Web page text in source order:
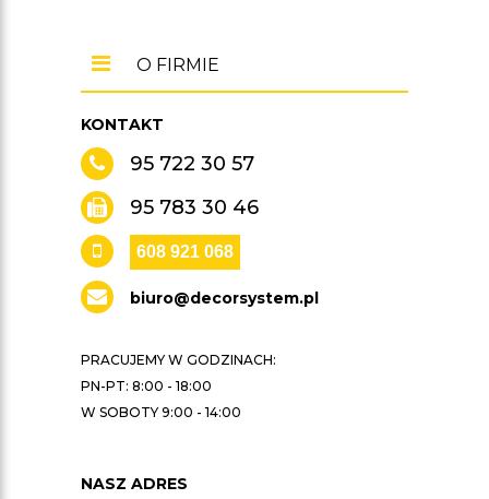
KONTAKT
95 722 30 57
95 783 30 46
608 921 068
biuro@decorsystem.pl
PRACUJEMY W GODZINACH:
PN-PT: 8:00 - 18:00
W SOBOTY 9:00 - 14:00
NASZ ADRES
O FIRMIE